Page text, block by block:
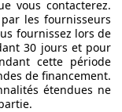
vous contacterez.
les fournisseurs
fournissez lors de
30 jours et pour
cette période
de financement.
étendues ne